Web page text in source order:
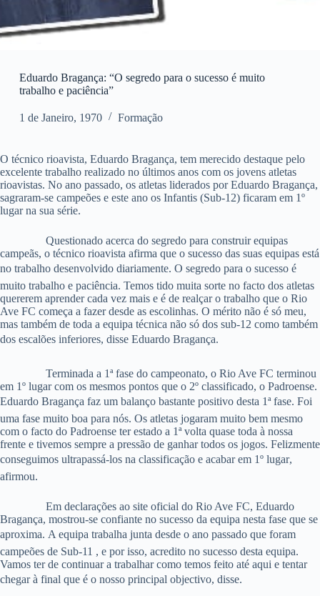
Eduardo Bragança: “O segredo para o sucesso é muito
trabalho e paciência”
1 de Janeiro, 1970 Formação
O técnico rioavista, Eduardo Bragança, tem merecido destaque pelo
excelente trabalho realizado no últimos anos com os jovens atletas
rioavistas. No ano passado, os atletas liderados por Eduardo Bragança,
sagraram-se campeões e este ano os Infantis (Sub-12) ficaram em 1º
lugar na sua série.
Questionado acerca do segredo para construir equipas
campeãs, o técnico rioavista afirma que o sucesso das suas equipas está
no trabalho desenvolvido diariamente. O segredo para o sucesso é
muito trabalho e paciência. Temos tido muita sorte no facto dos atletas
quererem aprender cada vez mais e é de realçar o trabalho que o Rio
Ave FC começa a fazer desde as escolinhas. O mérito não é só meu,
mas também de toda a equipa técnica não só dos sub-12 como também
dos escalões inferiores, disse Eduardo Bragança.
Terminada a 1ª fase do campeonato, o Rio Ave FC terminou
em 1º lugar com os mesmos pontos que o 2º classificado, o Padroense.
Eduardo Bragança faz um balanço bastante positivo desta 1ª fase. Foi
uma fase muito boa para nós. Os atletas jogaram muito bem mesmo
com o facto do Padroense ter estado a 1ª volta quase toda à nossa
frente e tivemos sempre a pressão de ganhar todos os jogos. Felizmente
conseguimos ultrapassá-los na classificação e acabar em 1º lugar,
afirmou.
Em declarações ao site oficial do Rio Ave FC, Eduardo
Bragança, mostrou-se confiante no sucesso da equipa nesta fase que se
aproxima. A equipa trabalha junta desde o ano passado que foram
campeões de Sub-11 , e por isso, acredito no sucesso desta equipa.
Vamos ter de continuar a trabalhar como temos feito até aqui e tentar
chegar à final que é o nosso principal objectivo, disse.